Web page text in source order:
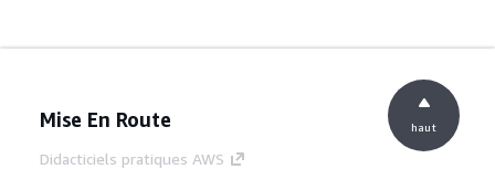
Mise En Route
Didacticiels pratiques AWS
haut